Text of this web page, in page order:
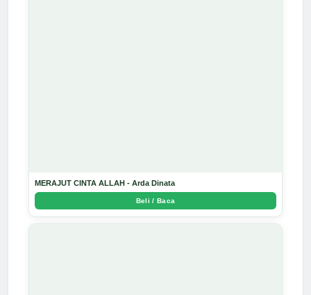
MERAJUT CINTA ALLAH - Arda Dinata
Beli / Baca